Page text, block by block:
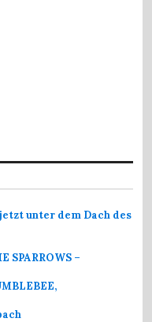
unter dem Dach des
SPARROWS –